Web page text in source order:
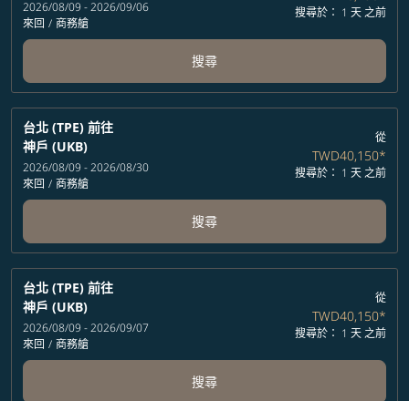
2026/08/09 - 2026/09/06
來回 / 商務艙
搜尋於： 1 天 之前
搜尋
台北 (TPE) 前往
神戶 (UKB)
2026/08/09 - 2026/08/30
來回 / 商務艙
從
TWD40,150*
搜尋於： 1 天 之前
搜尋
台北 (TPE) 前往
神戶 (UKB)
2026/08/09 - 2026/09/07
來回 / 商務艙
從
TWD40,150*
搜尋於： 1 天 之前
搜尋